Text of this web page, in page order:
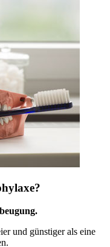
und günstiger als eine